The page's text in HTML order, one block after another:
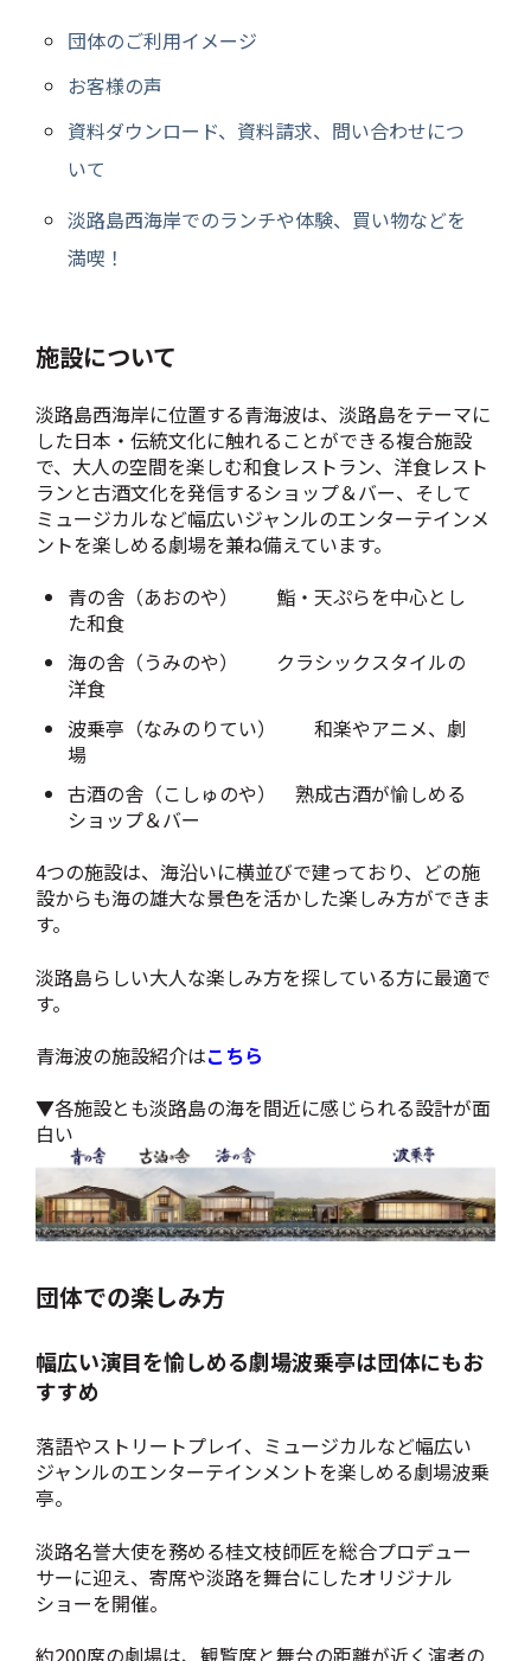
団体のご利用イメージ
お客様の声
資料ダウンロード、資料請求、問い合わせにつ
いて
淡路島西海岸でのランチや体験、買い物などを
満喫！
施設について
淡路島西海岸に位置する青海波は、淡路島をテーマに
した日本・伝統文化に触れることができる複合施設
で、大人の空間を楽しむ和食レストラン、洋食レスト
ランと古酒文化を発信するショップ＆バー、そして
ミュージカルなど幅広いジャンルのエンターテインメ
ントを楽しめる劇場を兼ね備えています。
青の舎（あおのや） 鮨・天ぷらを中心とし
た和食
海の舎（うみのや） クラシックスタイルの
洋食
波乗亭（なみのりてい）和楽やアニメ、劇
場
古酒の舎（こしゅのや） 熟成古酒が愉しめる
ショップ＆バー
4つの施設は、海沿いに横並びで建っており、どの施
設からも海の雄大な景色を活かした楽しみ方ができま
す。
淡路島らしい大人な楽しみ方を探している方に最適で
す。
青海波の施設紹介はこちら
▼各施設とも淡路島の海を間近に感じられる設計が面
白い
団体での楽しみ方
幅広い演目を愉しめる劇場波乗亭は団体にもお
すすめ
落語やストリートプレイ、ミュージカルなど幅広い
ジャンルのエンターテインメントを楽しめる劇場波乗
亭。
淡路名誉大使を務める桂文枝師匠を総合プロデュー
サーに迎え、寄席や淡路を舞台にしたオリジナル
ショーを開催。